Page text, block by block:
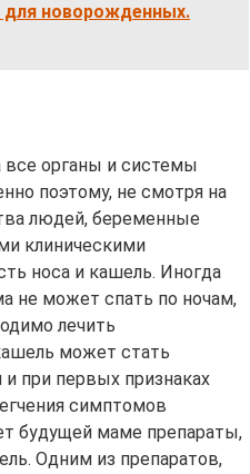
для новорожденных.
все органы и системы
поэтому, не смотря на
людей, беременные
клиническими
носа и кашель. Иногда
не может спать по ночам,
лечить
может стать
при первых признаках
симптомов
будущей маме препараты,
Одним из препаратов,